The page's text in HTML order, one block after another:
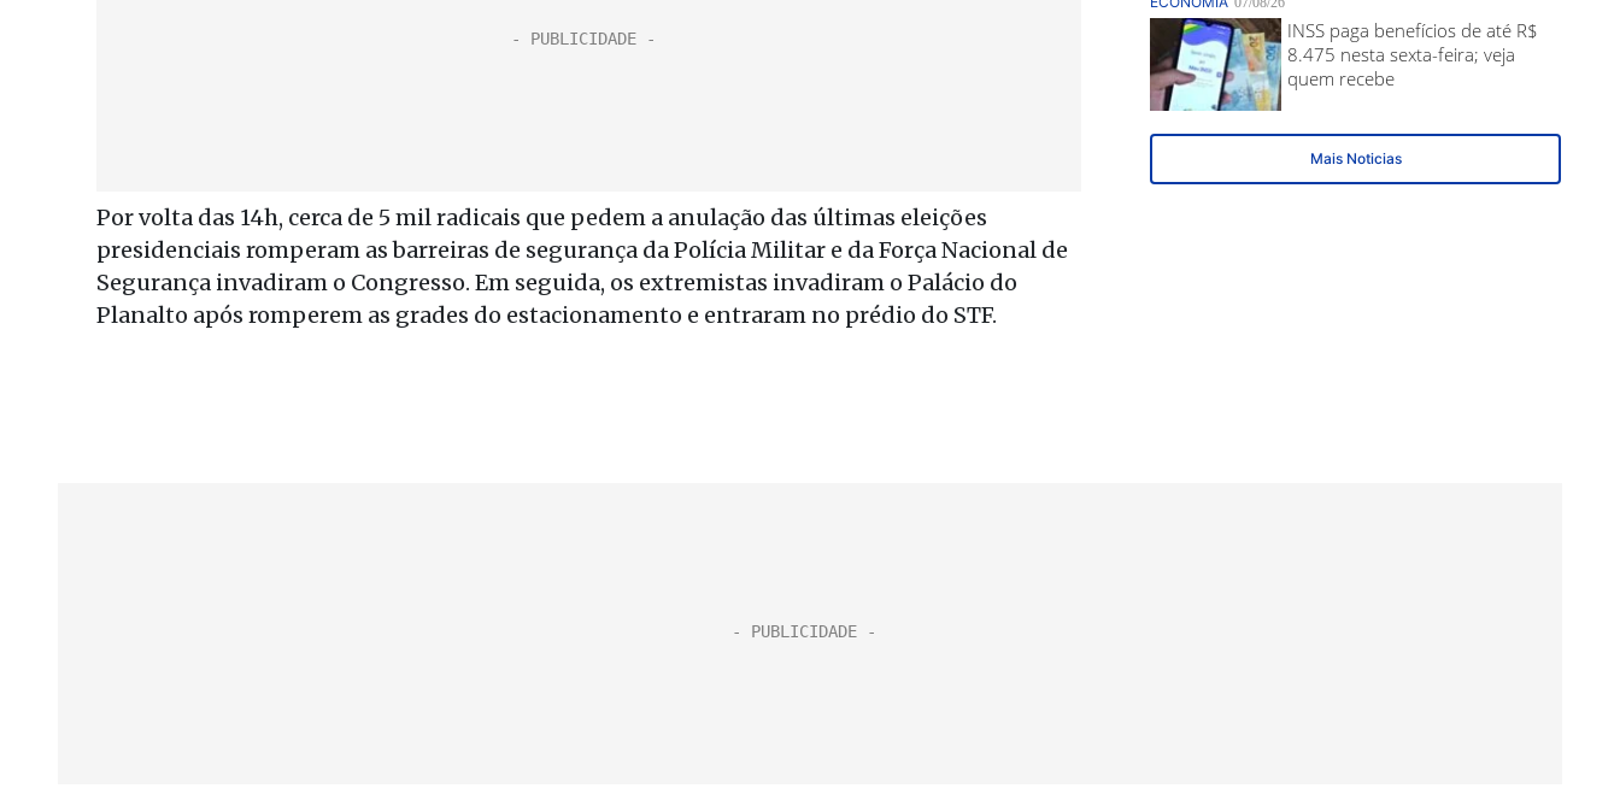
Por volta das 14h, cerca de 5 mil radicais que pedem a anulação das últimas eleições
presidenciais romperam as barreiras de segurança da Polícia Militar e da Força Nacional de
Segurança invadiram o Congresso. Em seguida, os extremistas invadiram o Palácio do
Planalto após romperem as grades do estacionamento e entraram no prédio do STF.